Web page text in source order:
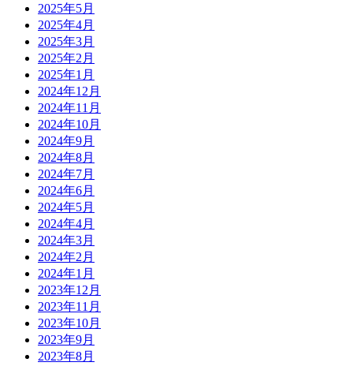
2025年5月
2025年4月
2025年3月
2025年2月
2025年1月
2024年12月
2024年11月
2024年10月
2024年9月
2024年8月
2024年7月
2024年6月
2024年5月
2024年4月
2024年3月
2024年2月
2024年1月
2023年12月
2023年11月
2023年10月
2023年9月
2023年8月